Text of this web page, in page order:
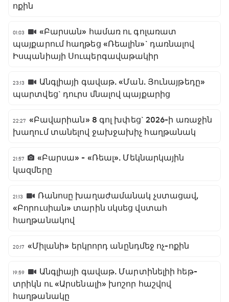
ոքին
01:03
«Բարսան» համառ ու գոլառատ
պայքարում հաղթեց «Ռեալին»` դառնալով
Իսպանիայի Սուպերգավաթակիր
23:13
Անգլիայի գավաթ. «Ման. Յունայթեդը»
պարտվեց` դուրս մնալով պայքարից
22:27 «Բավարիան» 8 գոլ խփեց` 2026-ի առաջին
խաղում տանելով ջախջախիչ հաղթանակ
21:57
«Բարսա» - «Ռեալ». Մեկնարկային
կազմերը
21:13
Ռանոսը խաղաժամանակ չստացավ,
«Բորուսիան» տարին սկսեց վստահ
հաղթանակով
20:17 «Միլանի» երկրորդ անընդմեջ ոչ-ոքին
19:59
Անգլիայի գավաթ. Մարտինելիի հեթ-
տրիկն ու «Արսենալի» խոշոր հաշվով
հաղթանակը